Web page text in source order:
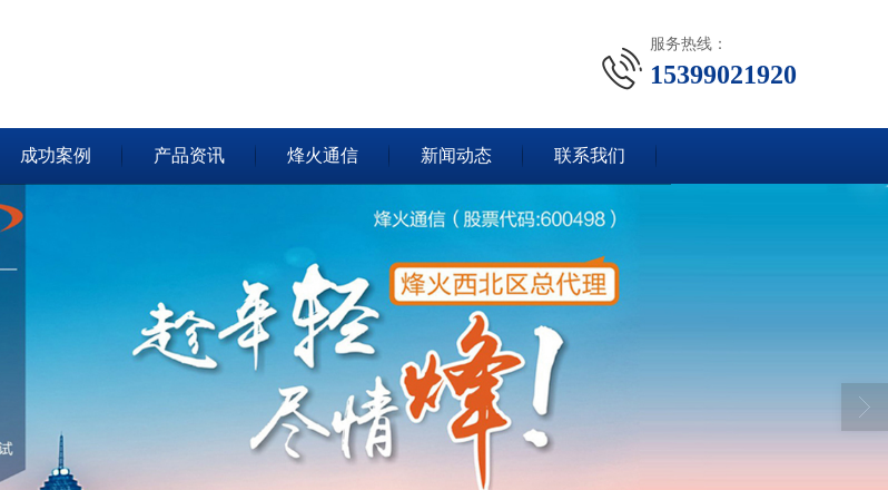
服务热线：
15399021920
成功案例 产品资讯 烽火通信 新闻动态 联系我们